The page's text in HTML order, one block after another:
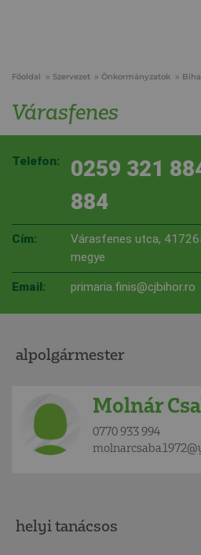
Főoldal Szervezet Önkormányzatok
Várasfenes
Telefon: 0259 321
884
Cím:
Várasfenes utca,
megye
Email: primaria.finis@cjbihor.ro
alpolgármester
Molnár
0770 933 994
helyi tanácsos